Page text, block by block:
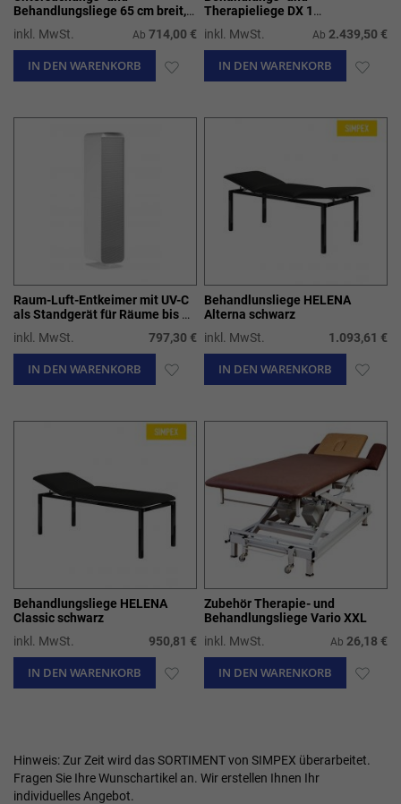
Behandlungsliege 65 cm breit,
Modell 21-00 und 21-04
inkl. MwSt. Ab 714,00 €
IN DEN WARENKORB ZUR
Therapieliege DX 1
höhenverstellbar
inkl. MwSt. Ab 2.439,50 €
IN DEN WARENKORB ZUR
Raum-Luft-Entkeimer mit UV-C
als Standgerät für Räume bis 80
inkl. MwSt. 797,30 €
IN DEN WARENKORB ZUR
Behandlunsliege HELENA
Alterna schwarz
inkl. MwSt.
1.093,61 €
IN DEN WARENKORB ZUR
Behandlungsliege HELENA
Classic schwarz
inkl. MwSt.
950,81 €
IN DEN WARENKORB ZUR
Zubehör Therapie- und
Behandlungsliege Vario XXL
inkl. MwSt.
Ab 26,18 €
IN DEN WARENKORB ZUR
Hinweis: Zur Zeit wird das SORTIMENT von SIMPEX überarbeitet.
Fragen Sie Ihre Wunschartikel an. Wir erstellen Ihnen Ihr
individuelles Angebot.